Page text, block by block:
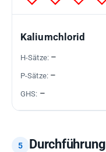
Kaliumchlorid
–
–
–
Durchführung